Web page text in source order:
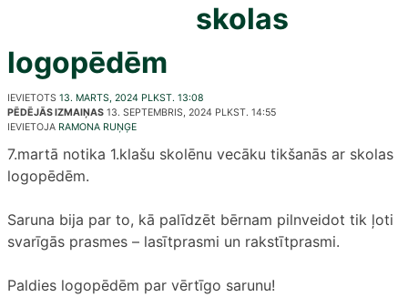
skolas
logopēdēm
IEVIETOTS 13. MARTS, 2024 PLKST. 13:08
PĒDĒJĀS IZMAIŅAS 13. SEPTEMBRIS, 2024 PLKST. 14:55
IEVIETOJA RAMONA RUŅĢE
7.martā notika 1.klašu skolēnu vecāku tikšanās ar skolas
logopēdēm.
Saruna bija par to, kā palīdzēt bērnam pilnveidot tik ļoti
svarīgās prasmes – lasītprasmi un rakstītprasmi.
Paldies logopēdēm par vērtīgo sarunu!